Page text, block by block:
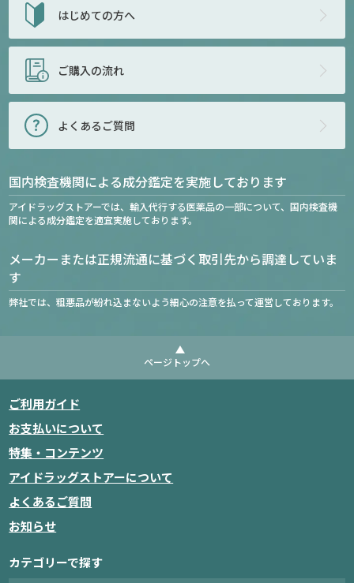
はじめての方へ
ご購入の流れ
よくあるご質問
国内検査機関による成分鑑定を実施しております
アイドラッグストアーでは、輸入代行する医薬品の一部について、国内検査機
関による成分鑑定を適宜実施しております。
メーカーまたは正規流通に基づく取引先から調達していま
す
弊社では、粗悪品が紛れ込まないよう細心の注意を払って運営しております。
ページトップへ
ご利用ガイド
お支払いについて
特集・コンテンツ
アイドラッグストアーについて
よくあるご質問
お知らせ
カテゴリーで探す